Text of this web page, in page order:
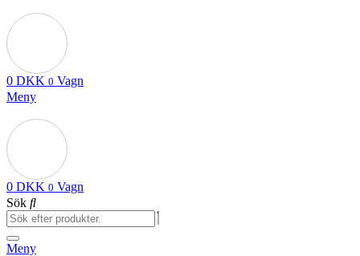
0 DKK 0 Vagn
Meny
0 DKK 0 Vagn
Sök
Meny